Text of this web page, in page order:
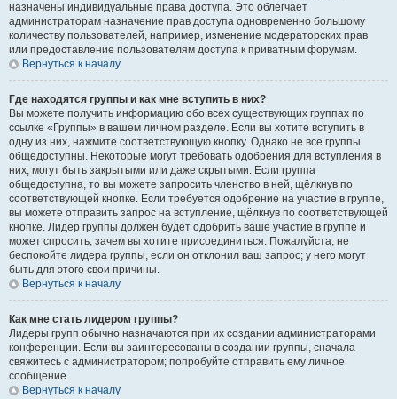
назначены индивидуальные права доступа. Это облегчает
администраторам назначение прав доступа одновременно большому
количеству пользователей, например, изменение модераторских прав
или предоставление пользователям доступа к приватным форумам.
Вернуться к началу
Где находятся группы и как мне вступить в них?
Вы можете получить информацию обо всех существующих группах по
ссылке «Группы» в вашем личном разделе. Если вы хотите вступить в
одну из них, нажмите соответствующую кнопку. Однако не все группы
общедоступны. Некоторые могут требовать одобрения для вступления в
них, могут быть закрытыми или даже скрытыми. Если группа
общедоступна, то вы можете запросить членство в ней, щёлкнув по
соответствующей кнопке. Если требуется одобрение на участие в группе,
вы можете отправить запрос на вступление, щёлкнув по соответствующей
кнопке. Лидер группы должен будет одобрить ваше участие в группе и
может спросить, зачем вы хотите присоединиться. Пожалуйста, не
беспокойте лидера группы, если он отклонил ваш запрос; у него могут
быть для этого свои причины.
Вернуться к началу
Как мне стать лидером группы?
Лидеры групп обычно назначаются при их создании администраторами
конференции. Если вы заинтересованы в создании группы, сначала
свяжитесь с администратором; попробуйте отправить ему личное
сообщение.
Вернуться к началу